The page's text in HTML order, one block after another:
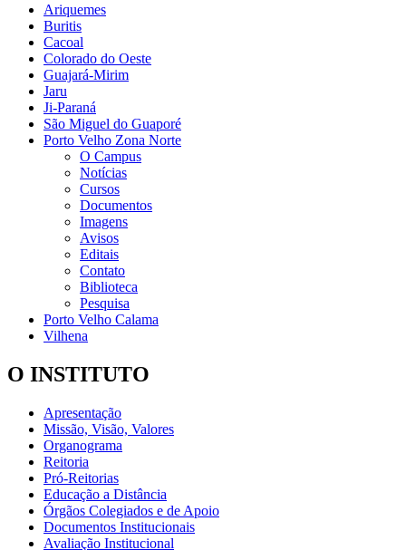
Ariquemes
Buritis
Cacoal
Colorado do Oeste
Guajará-Mirim
Jaru
Ji-Paraná
São Miguel do Guaporé
Porto Velho Zona Norte
O Campus
Notícias
Cursos
Documentos
Imagens
Avisos
Editais
Contato
Biblioteca
Pesquisa
Porto Velho Calama
Vilhena
O INSTITUTO
Apresentação
Missão, Visão, Valores
Organograma
Reitoria
Pró-Reitorias
Educação a Distância
Órgãos Colegiados e de Apoio
Documentos Institucionais
Avaliação Institucional